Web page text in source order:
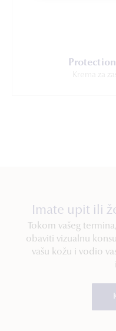
Protection
Krema za
Imate upit ili
Tokom vašeg
obaviti vizualnu
vašu kožu i vodio